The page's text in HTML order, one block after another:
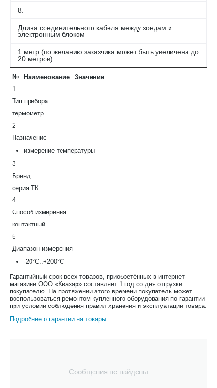
8.
Длина соединительного кабеля между зондам и
электронным блоком
1 метр (по желанию заказчика может быть увеличена до
20 метров)
№ Наименование
Значение
1
Тип прибора
термометр
2
Назначение
измерение температуры
3
Бренд
серия ТК
4
Способ измерения
контактный
5
Диапазон измерения
-20°С..+200°С
Гарантийный срок всех товаров, приобретённых в интернет-
магазине ООО «Квазар» составляет 1 год со дня отгрузки
покупателю. На протяжении этого времени покупатель может
воспользоваться ремонтом купленного оборудования по гарантии
при условии соблюдения правил хранения и эксплуатации товара.
Подробнее о гарантии на товары.
Сообщения не найдены